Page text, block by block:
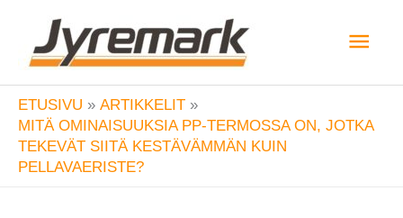
sisältöön
ETUSIVU
ARTIKKELIT
MITÄ OMINAISUUKSIA PP-TERMOSSA ON, JOTKA
TEKEVÄT SIITÄ KESTÄVÄMMÄN KUIN
PELLAVAERISTE?